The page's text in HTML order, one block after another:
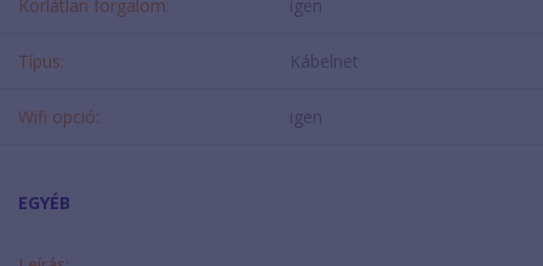
Korlátlan forgalom: igen
Típus: Kábelnet
Wifi opció: igen
EGYÉB